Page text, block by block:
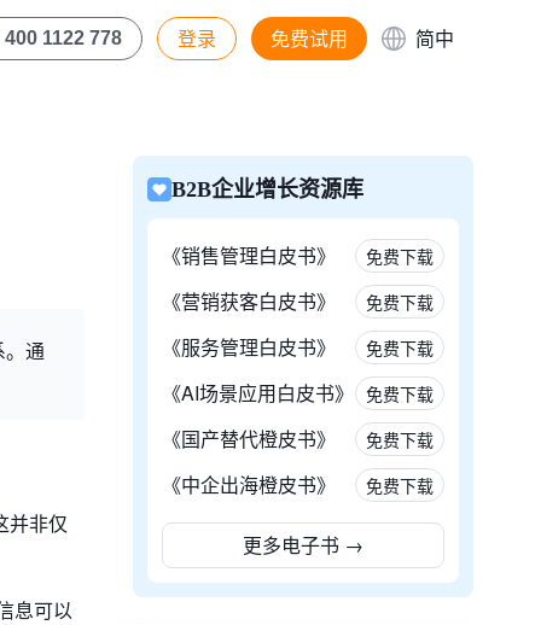
400 1122 778 登录 免费试用 简中
。通
并非仅
息可以
B2B企业增长资源库
《销售管理白皮书》 免费下载
《营销获客白皮书》 免费下载
《服务管理白皮书》 免费下载
《AI场景应用白皮书》 免费下载
《国产替代橙皮书》 免费下载
《中企出海橙皮书》 免费下载
更多电子书 →